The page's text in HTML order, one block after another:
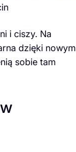
i ciszy. Na
dzięki nowym
sobie tam